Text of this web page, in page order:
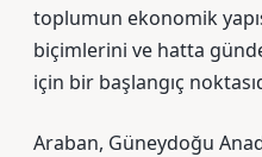
toplumun ekonomik
biçimlerini ve hatta
için bir başlangıç
Araban, Güneydoğu